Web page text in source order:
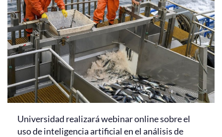
Universidad realizará webinar online sobre el
uso de inteligencia artificial en el análisis de